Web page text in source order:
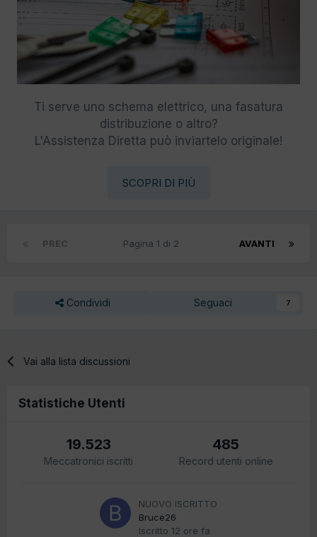
Ti serve uno schema elettrico, una fasatura
distribuzione o altro?
L'Assistenza Diretta può inviartelo originale!
SCOPRI DI PIÙ
PREC AVANTI
Pagina 1 di 2
Condividi Seguaci 7
Vai alla lista discussioni
Statistiche Utenti
19.523
Meccatronici iscritti
485
Record utenti online
NUOVO ISCRITTO
Bruce26
Iscritto 12 ore fa